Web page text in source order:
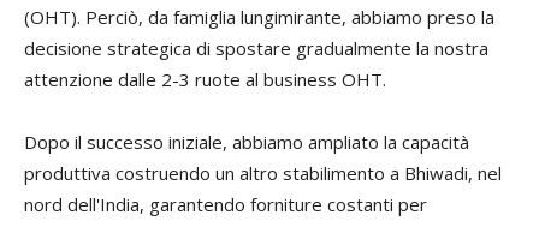
(OHT). Perciò, da famiglia lungimirante, abbiamo preso la
decisione strategica di spostare gradualmente la nostra
attenzione dalle 2-3 ruote al business OHT.
Dopo il successo iniziale, abbiamo ampliato la capacità
produttiva costruendo un altro stabilimento a Bhiwadi, nel
nord dell'India, garantendo forniture costanti per